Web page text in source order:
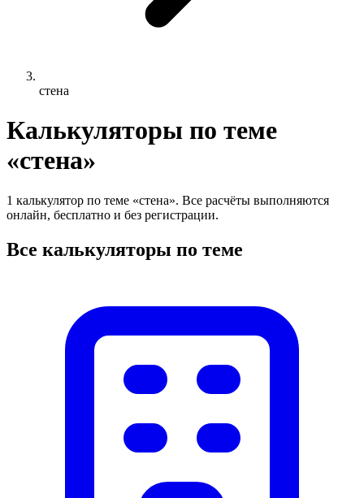
стена
Калькуляторы по теме
«стена»
1 калькулятор по теме «стена». Все расчёты выполняются
онлайн, бесплатно и без регистрации.
Все калькуляторы по теме